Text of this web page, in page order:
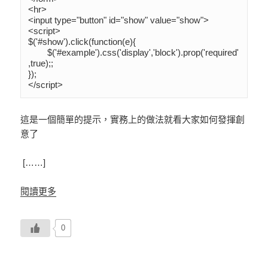
<hr>
<input type="button" id="show" value="show">
<script>
$('#show').click(function(e){
	$('#example').css('display','block').prop('required'
,true);;
});
</script>
這是一個簡單的提示，實務上的做法就看大家如何發揮創
意了
[……]
閱讀更多
0